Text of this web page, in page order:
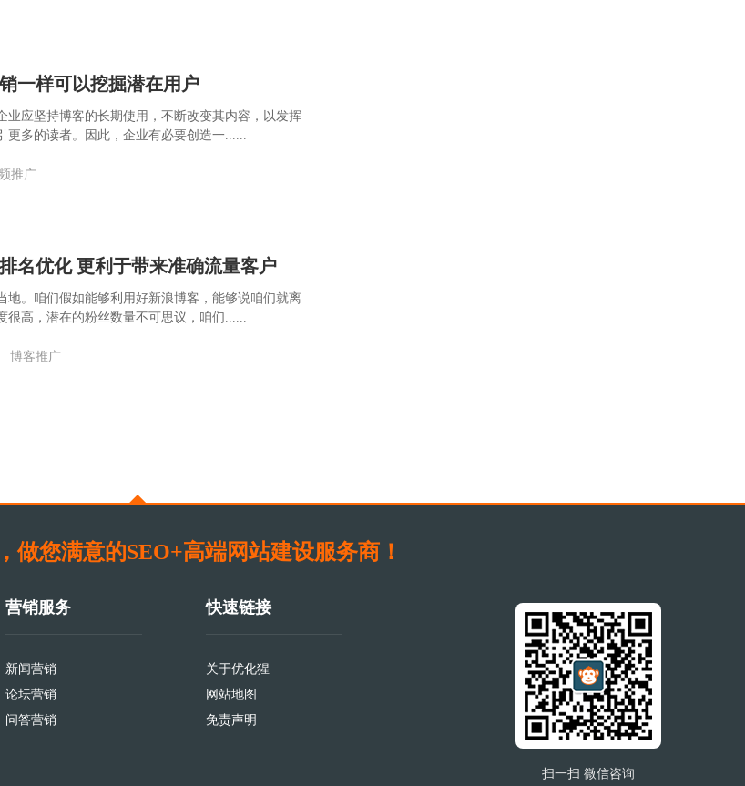
一样可以挖掘潜在用户
业应坚持博客的长期使用，不断改变其内容，以发挥
更多的读者。因此，企业有必要创造一......
推广
名优化 更利于带来准确流量客户
地。咱们假如能够利用好新浪博客，能够说咱们就离
很高，潜在的粉丝数量不可思议，咱们......
博客推广
做您满意的SEO+高端网站建设服务商！
扫一扫 微信咨询
营销服务
新闻营销
论坛营销
问答营销
快速链接
关于优化猩
网站地图
免责声明